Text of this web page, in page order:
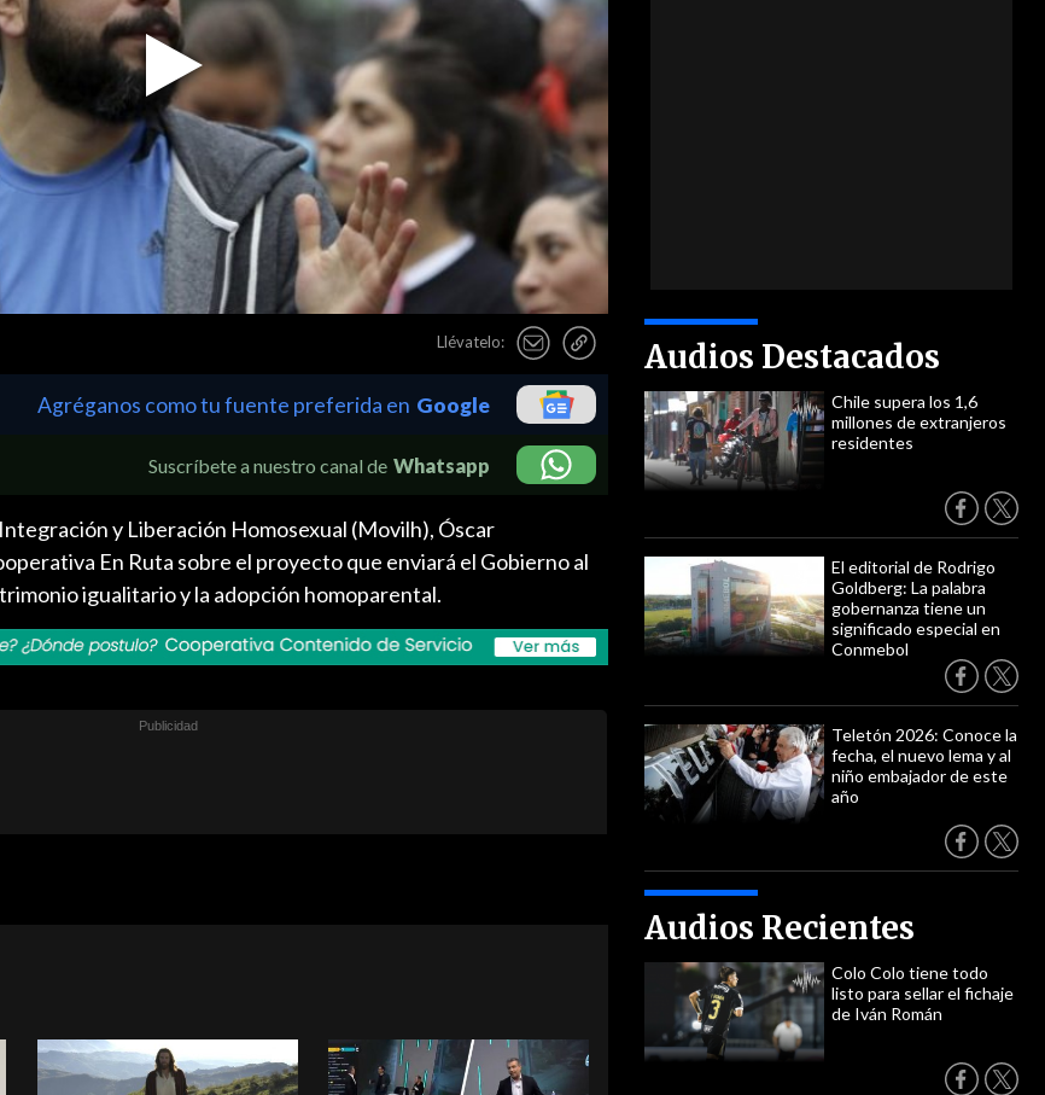
Play
Video
Llévatelo: Audios Destacados
Chile supera los 1,6
millones de extranjeros
residentes
El editorial de Rodrigo
Goldberg: La palabra
gobernanza tiene un
significado especial en
Conmebol
Teletón 2026: Conoce la
fecha, el nuevo lema y al
niño embajador de este
año
Audios Recientes
Colo Colo tiene todo
listo para sellar el fichaje
de Iván Román
Agréganos como tu fuente preferida en Google
Suscríbete a nuestro canal de Whatsapp
y Liberación Homosexual (Movilh), Óscar
En Ruta sobre el proyecto que enviará el Gobierno al
igualitario y la adopción homoparental.